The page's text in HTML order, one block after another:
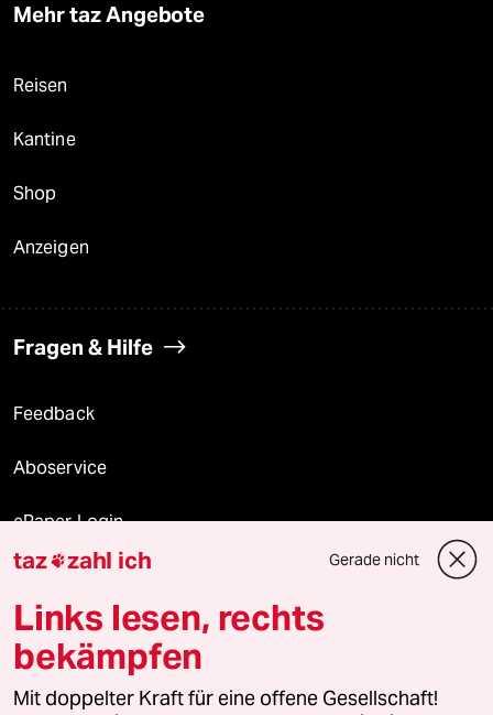
Mehr taz Angebote
Reisen
Kantine
Shop
Anzeigen
Fragen & Hilfe
Feedback
Aboservice
ePaper Login
Downloads für Abonnierende
© 2026 taz Verlags und Vertriebs GmbH
Alle Rechte vorbehalten. Bei rechtlichen Fragen oder für Genehmigungen
taz zahl ich Gerade nicht
Links lesen, rechts
bekämpfen
Mit doppelter Kraft für eine offene Gesellschaft!